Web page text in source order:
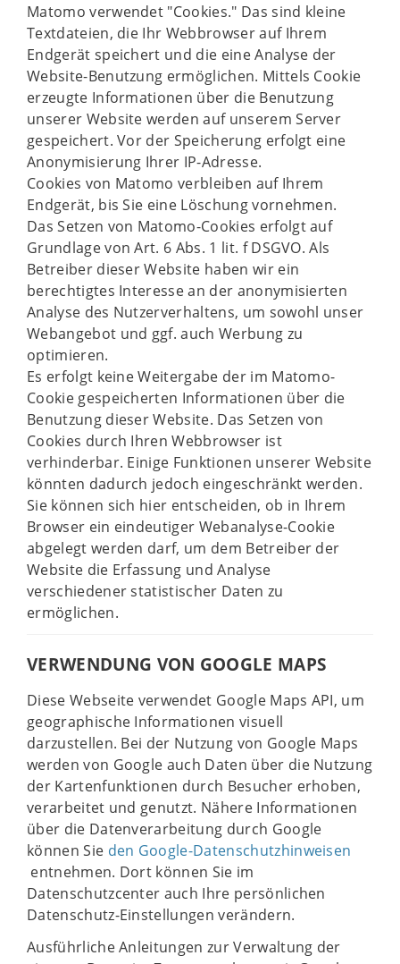
Matomo verwendet "Cookies." Das sind kleine
Textdateien, die Ihr Webbrowser auf Ihrem
Endgerät speichert und die eine Analyse der
Website-Benutzung ermöglichen. Mittels Cookie
erzeugte Informationen über die Benutzung
unserer Website werden auf unserem Server
gespeichert. Vor der Speicherung erfolgt eine
Anonymisierung Ihrer IP-Adresse.
Cookies von Matomo verbleiben auf Ihrem
Endgerät, bis Sie eine Löschung vornehmen.
Das Setzen von Matomo-Cookies erfolgt auf
Grundlage von Art. 6 Abs. 1 lit. f DSGVO. Als
Betreiber dieser Website haben wir ein
berechtigtes Interesse an der anonymisierten
Analyse des Nutzerverhaltens, um sowohl unser
Webangebot und ggf. auch Werbung zu
optimieren.
Es erfolgt keine Weitergabe der im Matomo-
Cookie gespeicherten Informationen über die
Benutzung dieser Website. Das Setzen von
Cookies durch Ihren Webbrowser ist
verhinderbar. Einige Funktionen unserer Website
könnten dadurch jedoch eingeschränkt werden.
Sie können sich hier entscheiden, ob in Ihrem
Browser ein eindeutiger Webanalyse-Cookie
abgelegt werden darf, um dem Betreiber der
Website die Erfassung und Analyse
verschiedener statistischer Daten zu
ermöglichen.
VERWENDUNG VON GOOGLE MAPS
Diese Webseite verwendet Google Maps API, um
geographische Informationen visuell
darzustellen. Bei der Nutzung von Google Maps
werden von Google auch Daten über die Nutzung
der Kartenfunktionen durch Besucher erhoben,
verarbeitet und genutzt. Nähere Informationen
über die Datenverarbeitung durch Google
können Sie den Google-Datenschutzhinweisen
entnehmen. Dort können Sie im
Datenschutzcenter auch Ihre persönlichen
Datenschutz-Einstellungen verändern.
Ausführliche Anleitungen zur Verwaltung der